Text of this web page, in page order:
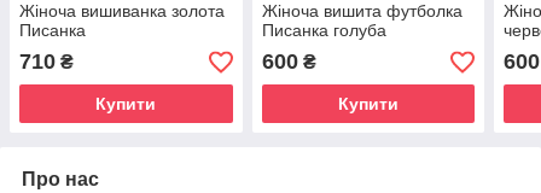
Жіноча вишиванка золота
Писанка
710 ₴
Купити
Жіноча вишита футболка
Писанка голуба
600₴
Купити
600
Про нас